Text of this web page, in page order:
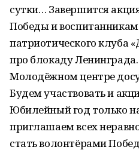
сутки… Завершится
Победы и воспитанникам
патриотического клуба
про блокаду
Молодёжном центре
Будем участвовать и
Юбилейный год только
приглашаем всех
стать волонтёрами